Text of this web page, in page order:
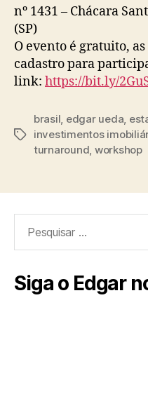
nº 1431 – Chácara
(SP)
O evento é gratuito,
cadastro para
link: https://bit.ly/
brasil, edgar ueda,
investimentos
turnaround, workshop
Siga o Edgar